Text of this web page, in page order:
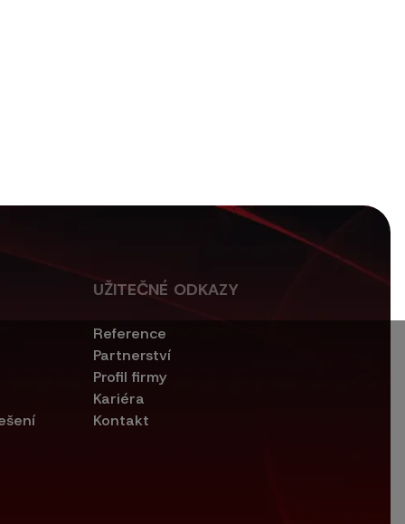
UŽITEČNÉ ODKAZY
Reference
Partnerství
Profil firmy
Kariéra
Kontakt